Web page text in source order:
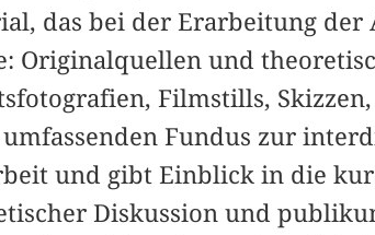
das bei der Erarbeitung
Originalquellen und
Filmstills,
Fundus zur
und gibt Einblick in die
Diskussion und